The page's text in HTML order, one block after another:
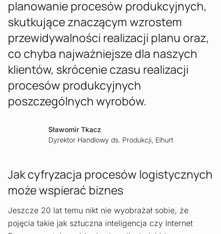
planowanie procesów produkcyjnych,
skutkujące znaczącym wzrostem
przewidywalności realizacji planu oraz,
co chyba najważniejsze dla naszych
klientów, skrócenie czasu realizacji
procesów produkcyjnych
poszczególnych wyrobów.
Sławomir Tkacz
Dyrektor Handlowy ds. Produkcji, Elhurt
Jak cyfryzacja procesów logistycznych
może wspierać biznes
Jeszcze 20 lat temu nikt nie wyobrażał sobie, że
pojęcia takie jak sztuczna inteligencja czy Internet